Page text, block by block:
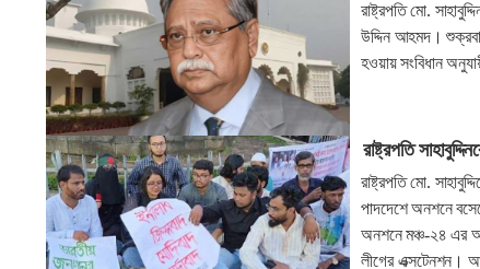
রাষ্ট্রপতি মো.
উদ্দিন আহমদ।
হওয়ায় সংবিধান
রাষ্ট্রপতি
রাষ্ট্রপতি মো.
পাদদেশে অনশনে
অনশনে মঞ্চ-২৪ এর
লীগের এক্সটেনশন।